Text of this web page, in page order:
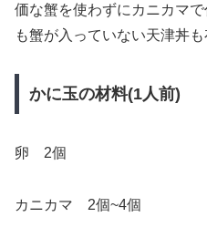
価な蟹を使わずにカニカマ
も蟹が入っていない天津丼も
かに玉の材料(1人前)
卵 2個
カニカマ 2個~4個